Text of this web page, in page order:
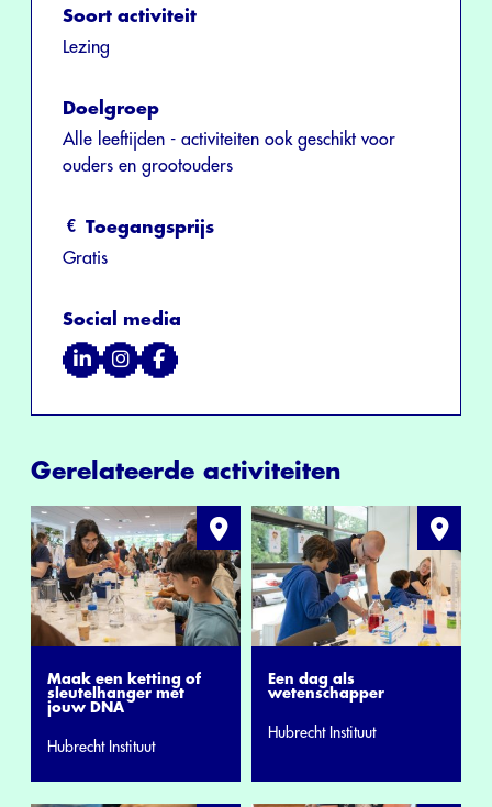
Soort activiteit
Lezing
Doelgroep
Alle leeftijden - activiteiten ook geschikt voor
ouders en grootouders
Toegangsprijs
Gratis
Social media
Gerelateerde activiteiten
Maak een ketting of
sleutelhanger met
jouw DNA
Hubrecht Instituut
Een dag als
wetenschapper
Hubrecht Instituut